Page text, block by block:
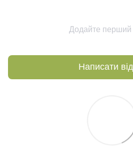
Додайте перший
Написати